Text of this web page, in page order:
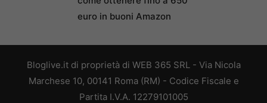
euro in buoni Amazon
Bloglive.it di proprietà di WEB 365 SRL - Via Nicola
Marchese 10, 00141 Roma (RM) - Codice Fiscale e
Partita I.V.A. 12279101005